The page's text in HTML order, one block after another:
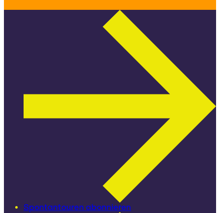
Spontantouren abonnieren